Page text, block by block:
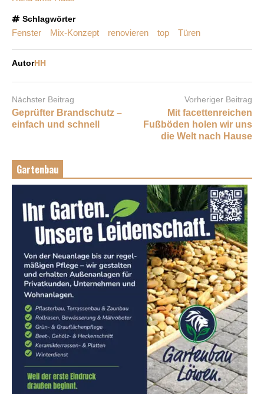
Schlagwörter
Fenster Mix-Konzept renovieren top Türen
AutorHH
Nächster Beitrag
Geprüfter Brandschutz –
einfach und schnell
Vorheriger Beitrag
Mit facettenreichen
Fußböden holen wir uns
die Welt nach Hause
Gartenbau